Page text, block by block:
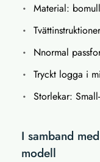
Material:
Nnormal
Tryckt logga i
Storlekar:
I samband
modell